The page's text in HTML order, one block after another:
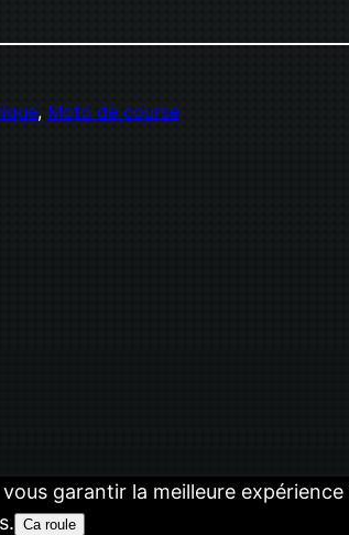
, Moto de course
garantir la meilleure
Ca roule